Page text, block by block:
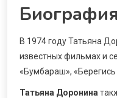
Биография
В 1974 году Татьяна
известных фильмах и
«Бумбараш»,
Татьяна Доронина